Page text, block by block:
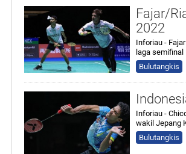
Fajar/
2022
Inforiau -
laga
Bulutangkis
Inforiau -
wakil Jepang
Bulutangkis